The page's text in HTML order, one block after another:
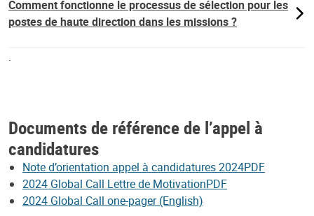
Comment fonctionne le processus de sélection pour les
postes de haute direction dans les missions ?
.
Documents de référence de l’appel à
candidatures
Note d’orientation appel à candidatures 2024PDF
2024 Global Call Lettre de MotivationPDF
2024 Global Call one-pager (English)